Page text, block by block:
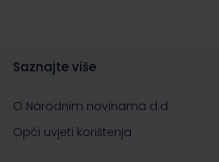
Saznajte više
O Narodnim novinama d.d.
Opći uvjeti korištenja